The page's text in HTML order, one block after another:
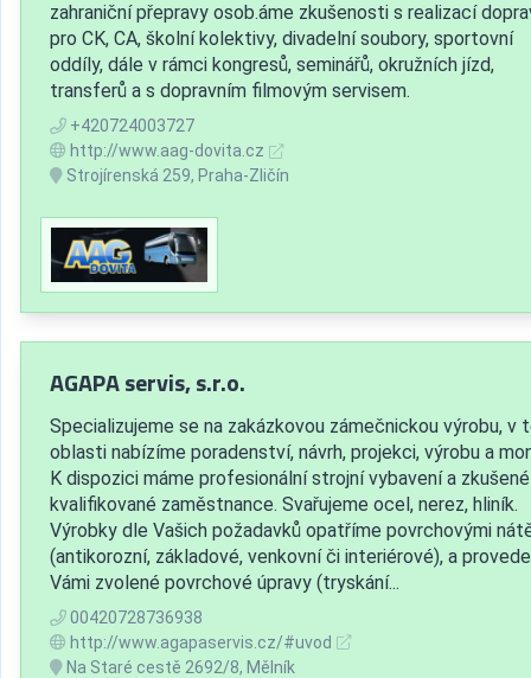
zahraniční přepravy osob.áme zkušenosti s realizací
pro CK, CA, školní kolektivy, divadelní soubory, sportovní
oddíly, dále v rámci kongresů, seminářů, okružních jízd,
transferů a s dopravním filmovým servisem.
+420724003727
http://www.aag-dovita.cz
Strojírenská 259, Praha-Zličín
AGAPA servis, s.r.o.
Specializujeme se na zakázkovou zámečnickou výrobu, v
oblasti nabízíme poradenství, návrh, projekci, výrobu a
K dispozici máme profesionální strojní vybavení a
kvalifikované zaměstnance. Svařujeme ocel, nerez, hliník.
Výrobky dle Vašich požadavků opatříme povrchovými
(antikorozní, základové, venkovní či interiérové), a
Vámi zvolené povrchové úpravy (tryskání...
00420728736938
http://www.agapaservis.cz/#uvod
Na Staré cestě 2692/8, Mělník